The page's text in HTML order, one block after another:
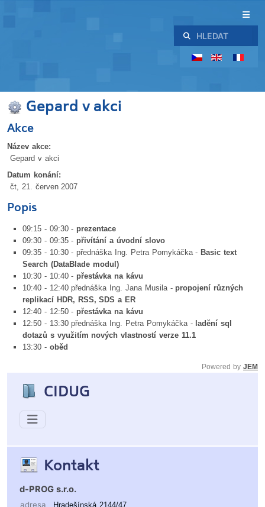
Hledat
CIDUG
Kontakt
d-PROG s.r.o.
adresa
Hradešínská 2144/47
Gepard v akci
Akce
Název akce:
Gepard v akci
Datum konání:
čt, 21. červen 2007
Popis
09:15 - 09:30 - prezentace
09:30 - 09:35 - přivítání a úvodní slovo
09:35 - 10:30 - přednáška Ing. Petra Pomykáčka - Basic text
Search (DataBlade modul)
10:30 - 10:40 - přestávka na kávu
10:40 - 12:40 přednáška Ing. Jana Musila - propojení různých
replikací HDR, RSS, SDS a ER
12:40 - 12:50 - přestávka na kávu
12:50 - 13:30 přednáška Ing. Petra Pomykáčka - ladění sql
dotazů s využitím nových vlastností verze 11.1
13:30 - oběd
Powered by JEM